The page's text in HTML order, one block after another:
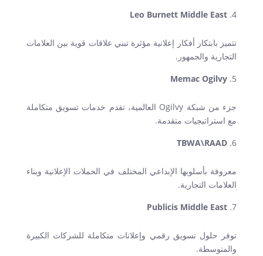
Leo Burnett Middle East
تتميز بابتكار أفكار إعلانية مؤثرة تبني علاقات قوية بين العلامات
التجارية والجمهور .
Memac Ogilvy
جزء من شبكة
العالمية، تقدم خدمات تسويق متكاملة
مع استراتيجيات متقدمة.
TBWA\RAAD
معروفة بأسلوبها الإبداعي المختلف في الحملات الإعلانية وبناء
العلامات التجارية.
Publicis Middle East
توفر حلول تسويق رقمي وإعلانات متكاملة للشركات الكبيرة
والمتوسطة.